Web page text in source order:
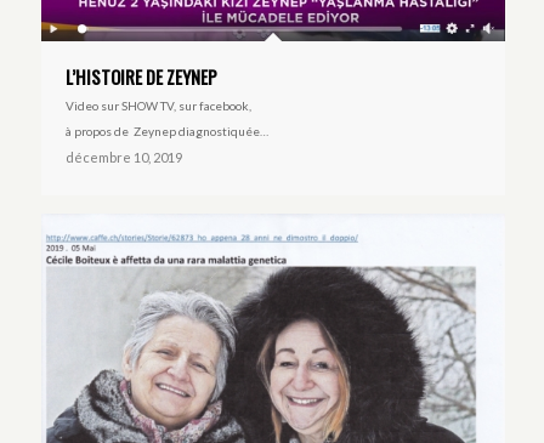
L’HISTOIRE DE ZEYNEP
Video sur SHOW TV, sur facebook,
à propos de Zeynep diagnostiquée…
décembre 10, 2019